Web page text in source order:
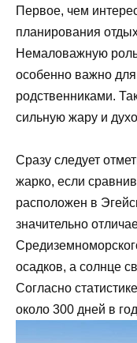
Первое, чем
планирования
Немаловажную роль
особенно важно
родственниками.
сильную жару и
Сразу следует
жарко, если
расположен в
значительно
осадков, а солнце
Согласно
около 300 дней в